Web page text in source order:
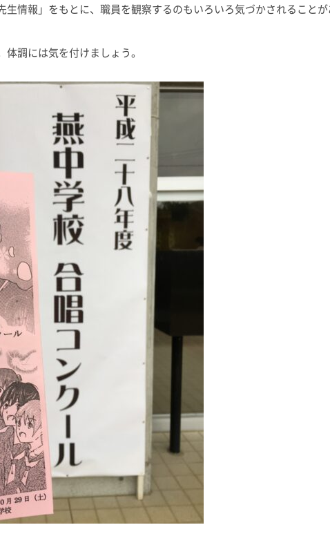
生情報」をもとに、職員を観察するのもいろいろ気づかされること
調には気を付けましょう。